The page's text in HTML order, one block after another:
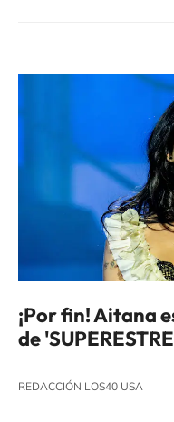
¡Por fin! Aitana
de
REDACCIÓN LOS40 USA